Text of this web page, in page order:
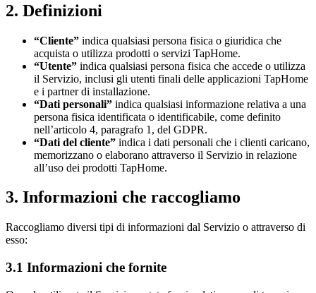
2. Definizioni
“Cliente” indica qualsiasi persona fisica o giuridica che
acquista o utilizza prodotti o servizi TapHome.
“Utente” indica qualsiasi persona fisica che accede o utilizza
il Servizio, inclusi gli utenti finali delle applicazioni TapHome
e i partner di installazione.
“Dati personali” indica qualsiasi informazione relativa a una
persona fisica identificata o identificabile, come definito
nell’articolo 4, paragrafo 1, del GDPR.
“Dati del cliente” indica i dati personali che i clienti caricano,
memorizzano o elaborano attraverso il Servizio in relazione
all’uso dei prodotti TapHome.
3. Informazioni che raccogliamo
Raccogliamo diversi tipi di informazioni dal Servizio o attraverso di
esso:
3.1 Informazioni che fornite